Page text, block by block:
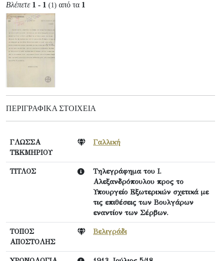
Βλέπετε 1 - 1 (1) από τα 1
ΠΕΡΙΓΡΑΦΙΚΆ ΣΤΟΙΧΕΊΑ
ΓΛΩΣΣΑ
ΤΕΚΜΗΡΙΟΥ
Γαλλική
ΤΙΤΛΟΣ
Τηλεγράφημα του Ι.
Αλεξανδρόπουλου προς το
Υπουργείο Εξωτερικών σχετικά με
τις επιθέσεις των Βουλγάρων
εναντίον των Σέρβων.
ΤΟΠΟΣ
ΑΠΟΣΤΟΛΗΣ
Βελιγράδι